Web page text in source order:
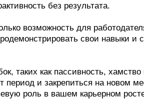
без результата.
возможность для
свои навыки и
таких как пассивность,
период и закрепиться на новом
роль в вашем карьерном